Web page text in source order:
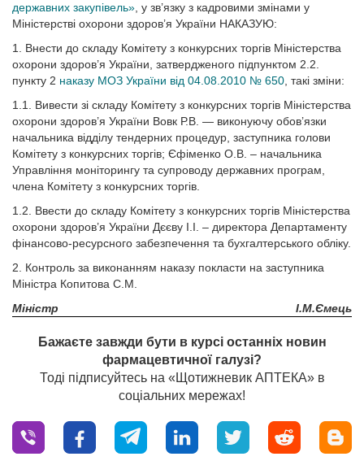
державних закупівель» , у зв’язку з кадровими змінами у
Міністерстві охорони здоров’я України НАКАЗУЮ:
1. Внести до складу Комітету з конкурсних торгів Міністерства
охорони здоров’я України, затвердженого підпунктом 2.2.
пункту 2 наказу МОЗ України від 04.08.2010 № 650 , такі зміни:
1.1. Вивести зі складу Комітету з конкурсних торгів Міністерства
охорони здоров’я України Вовк Р.В. — виконуючу обов’язки
начальника відділу тендерних процедур, заступника голови
Комітету з конкурсних торгів; Єфіменко О.В. – начальника
Управління моніторингу та супроводу державних програм,
члена Комітету з конкурсних торгів.
1.2. Ввести до складу Комітету з конкурсних торгів Міністерства
охорони здоров’я України Дєєву І.І. – директора Департаменту
фінансово-ресурсного забезпечення та бухгалтерського обліку.
2. Контроль за виконанням наказу покласти на заступника
Міністра Копитова С.М.
Міністр
І.М.Ємець
Бажаєте завжди бути в курсі останніх новин
фармацевтичної галузі?
Тоді підписуйтесь на «Щотижневик АПТЕКА» в
соціальних мережах!